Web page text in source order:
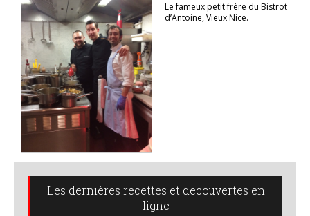
Le fameux petit frère du Bistrot
d’Antoine, Vieux Nice.
Les dernières recettes et decouvertes en
ligne